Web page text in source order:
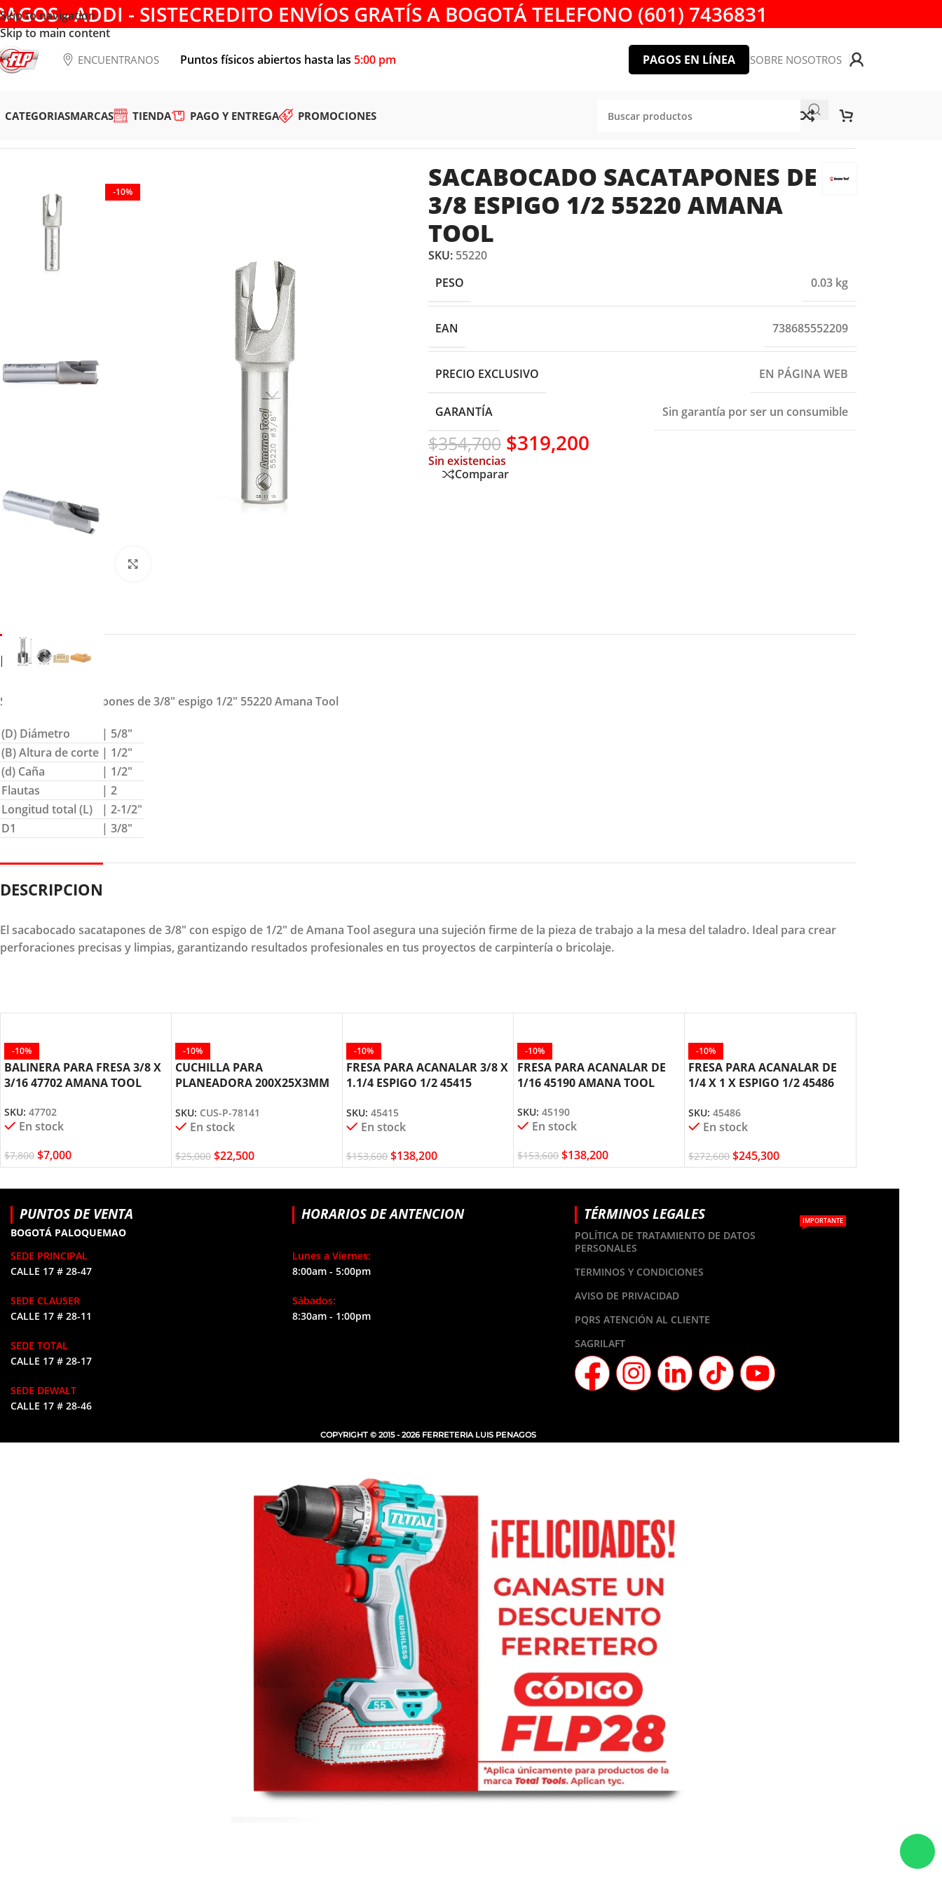
Skip to navigation
Skip to main content
- ADDI - SISTECREDITO ENVÍOS GRATÍS A BOGOTÁ TELEFONO (601) 7436831
ENCUENTRANOS Puntos físicos abiertos hasta las 5:00 pm PAGOS EN LÍNEA SOBRE NOSOTROS
CATEGORIASMARCAS TIENDA PAGO Y ENTREGA PROMOCIONES
-10%
SACABOCADO SACATAPONES DE
3/8 ESPIGO 1/2 55220 AMANA
TOOL
SKU: 55220
PESO
0.03 kg
EAN 738685552209
PRECIO EXCLUSIVO EN PÁGINA WEB
GARANTÍA Sin garantía por ser un consumible
$354,700 $319,200
Sin existencias
Comparar
DETALLES
Sacabocado sacatapones de 3/8″ espigo 1/2″ 55220 Amana Tool
(D) Diámetro
| 5/8″
(B) Altura de corte | 1/2″
(d) Caña
| 1/2″
Flautas
| 2
Longitud total (L)
| 2-1/2″
D1
| 3/8″
DESCRIPCION
El sacabocado sacatapones de 3/8" con espigo de 1/2" de Amana Tool asegura una sujeción firme de la pieza de trabajo a la mesa del taladro. Ideal para crear
perforaciones precisas y limpias, garantizando resultados profesionales en tus proyectos de carpintería o bricolaje.
-10%
BALINERA PARA FRESA 3/8 X
3/16 47702 AMANA TOOL
SKU: 47702
En stock
$7,800 $7,000
-10%
CUCHILLA PARA
PLANEADORA 200X25X3MM
SKU: CUS-P-78141
En stock
$25,000 $22,500
-10%
FRESA PARA ACANALAR 3/8 X
1.1/4 ESPIGO 1/2 45415
SKU: 45415
En stock
$153,600 $138,200
-10%
FRESA PARA ACANALAR DE
1/16 45190 AMANA TOOL
SKU: 45190
En stock
$153,600 $138,200
-10%
FRESA PARA ACANALAR DE
1/4 X 1 X ESPIGO 1/2 45486
SKU: 45486
En stock
$272,600 $245,300
PUNTOS DE VENTA
BOGOTÁ PALOQUEMAO
SEDE PRINCIPAL
CALLE 17 # 28-47
SEDE CLAUSER
CALLE 17 # 28-11
SEDE TOTAL
CALLE 17 # 28-17
SEDE DEWALT
CALLE 17 # 28-46
HORARIOS DE ANTENCION
Lunes a Viernes:
8:00am - 5:00pm
Sábados:
8:30am - 1:00pm
TÉRMINOS LEGALES
POLÍTICA DE TRATAMIENTO DE DATOS
PERSONALES
IMPORTANTE
TERMINOS Y CONDICIONES
AVISO DE PRIVACIDAD
PQRS ATENCIÓN AL CLIENTE
SAGRILAFT
COPYRIGHT © 2015 - 2026 FERRETERIA LUIS PENAGOS